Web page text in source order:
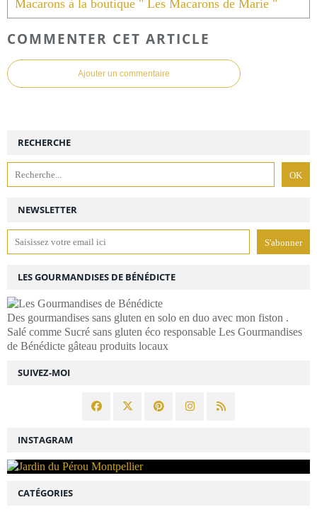
Macarons à la boutique " Les Macarons de Marie "
COMMENTER CET ARTICLE
Ajouter un commentaire
NEWSLETTER
SUIVEZ-MOI
RECHERCHE
LES GOURMANDISES DE BÉNÉDICTE
Des gourmandises sans gluten en solo en duo avec mon fiston .
Salé comme Sucré sans gluten éco responsable Les Gourmandises
de Bénédicte gâteau produits locaux
INSTAGRAM
CATÉGORIES